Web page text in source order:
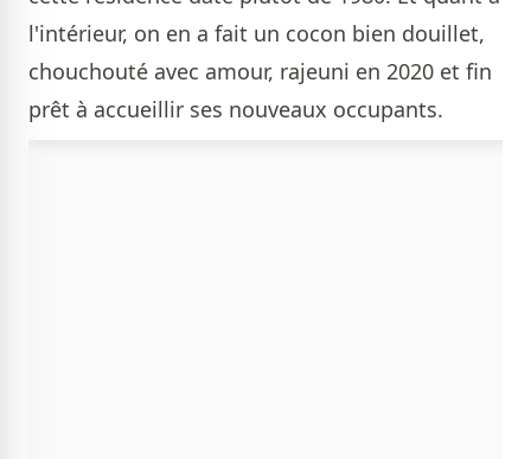
l'intérieur, on en a fait un cocon bien douillet,
chouchouté avec amour, rajeuni en 2020 et fin
prêt à accueillir ses nouveaux occupants.